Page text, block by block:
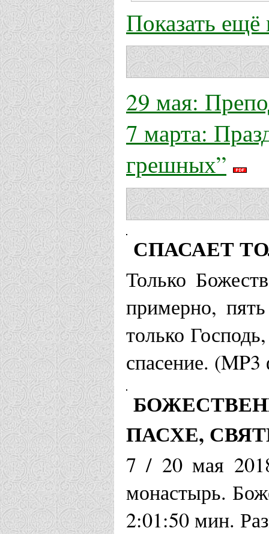
Показать
29 мая:
7 марта:
грешных”
СПАСАЕТ
Только
примерно,
только
спасение.
ПАСХЕ,
7 / 20 мая
монастырь.
2:01:50 мин.